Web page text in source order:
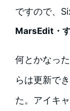
ですので、
MarsEdit・
何とかなっ
らは更新で
た。アイキ